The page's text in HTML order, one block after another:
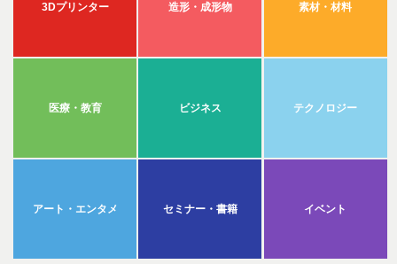
3Dプリンター 造形・成形物 素材・材料
医療・教育 ビジネス テクノロジー
アート・エンタメ セミナー・書籍 イベント